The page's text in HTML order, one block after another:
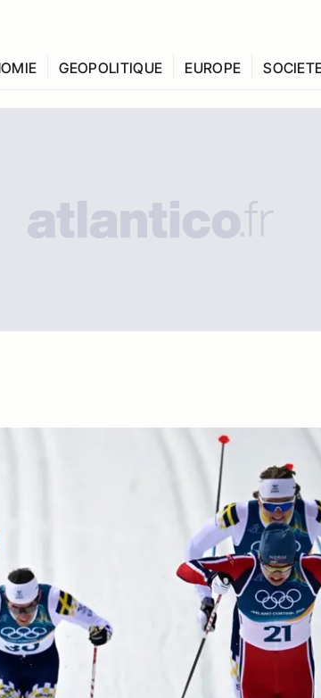
GEOPOLITIQUE EUROPE